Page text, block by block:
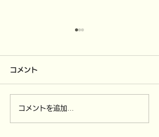
年末年始休業のお知らせ
コメント
コメントを追加…